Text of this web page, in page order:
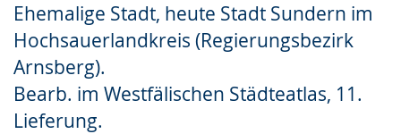
Ehemalige Stadt, heute Stadt Sundern im
Hochsauerlandkreis (Regierungsbezirk
Arnsberg).
Bearb. im Westfälischen Städteatlas, 11.
Lieferung.
wechseln.
Deutscher
Gebärdensprache
wird
angezeigt.